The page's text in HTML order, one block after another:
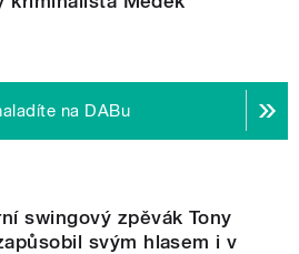
na DABu
swingový zpěvák Tony
svým hlasem i v